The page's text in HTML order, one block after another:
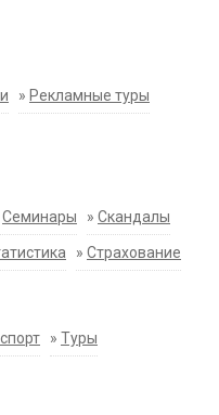
» Рекламные туры
Семинары » Скандалы
» Страхование
» Туры